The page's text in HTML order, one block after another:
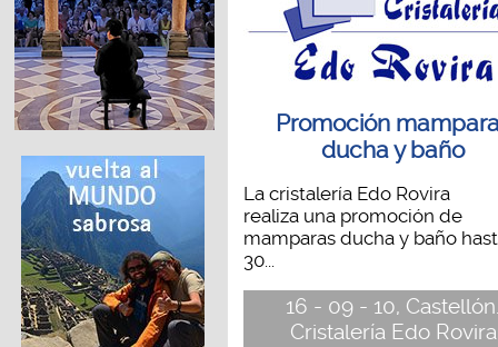
Promoción
ducha y baño
La cristalería Edo Rovira
realiza una promoción de
mamparas ducha y baño
30...
16 - 09 - 10,
Cristalería Edo Rovira